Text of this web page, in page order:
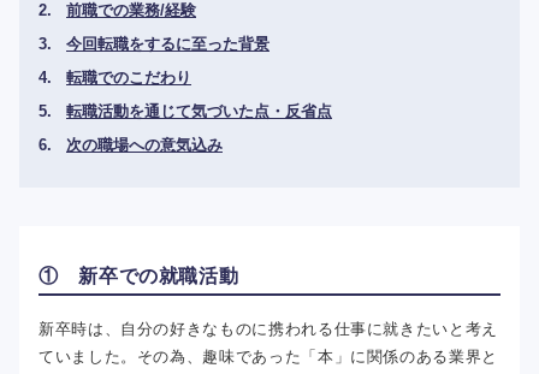
前職での業務/経験
今回転職をするに至った背景
転職でのこだわり
転職活動を通じて気づいた点・反省点
次の職場への意気込み
① 新卒での就職活動
新卒時は、自分の好きなものに携われる仕事に就きたいと考え
ていました。その為、趣味であった「本」に関係のある業界と